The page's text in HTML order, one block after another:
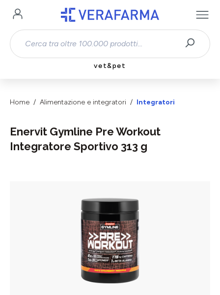
Passa al contenuto principale
vet&pet
Home Alimentazione e integratori Integratori
Enervit Gymline Pre Workout
Integratore Sportivo 313 g